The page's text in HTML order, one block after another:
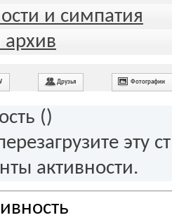
и симпатия
Друзья Фотографии
()
эту
активности.